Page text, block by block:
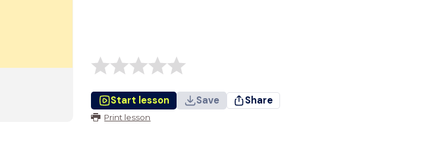
Start lesson Save Share
Print lesson